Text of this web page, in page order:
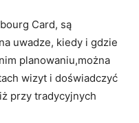
Card, są⁢
uwadze, kiedy⁤ i gdzie
planowaniu,można
wizyt ‌i doświadczyć
przy ⁤tradycyjnych